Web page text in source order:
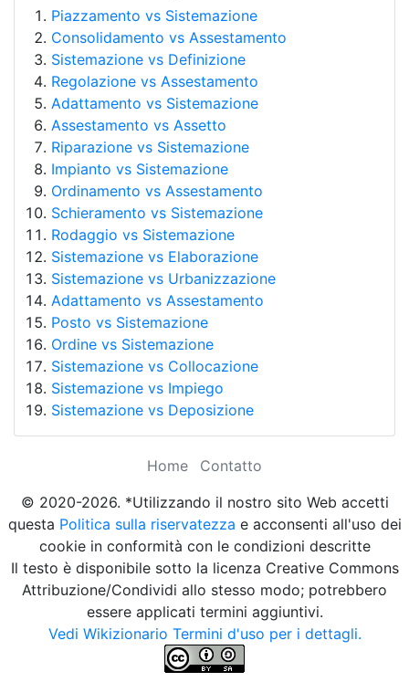
Piazzamento vs Sistemazione
Consolidamento vs Assestamento
Sistemazione vs Definizione
Regolazione vs Assestamento
Adattamento vs Sistemazione
Assestamento vs Assetto
Riparazione vs Sistemazione
Impianto vs Sistemazione
Ordinamento vs Assestamento
Schieramento vs Sistemazione
Rodaggio vs Sistemazione
Sistemazione vs Elaborazione
Sistemazione vs Urbanizzazione
Adattamento vs Assestamento
Posto vs Sistemazione
Ordine vs Sistemazione
Sistemazione vs Collocazione
Sistemazione vs Impiego
Sistemazione vs Deposizione
Home
Contatto
© 2020-2026. *Utilizzando il nostro sito Web accetti
questa Politica sulla riservatezza e acconsenti all'uso dei
cookie in conformità con le condizioni descritte
Il testo è disponibile sotto la licenza Creative Commons
Attribuzione/Condividi allo stesso modo; potrebbero
essere applicati termini aggiuntivi.
Vedi Wikizionario Termini d'uso per i dettagli.